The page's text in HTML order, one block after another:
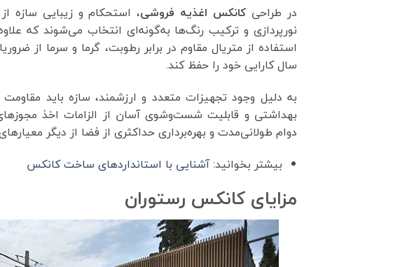
در طراحی کانکس اغذیه فروشی، استحکام و زیبایی سازه
نورپردازی و ترکیب رنگ‌ها به‌گونه‌ای انتخاب می‌شوند که
استفاده از متریال مقاوم در برابر رطوبت، گرما و سرما
سال کارایی خود را حفظ کند.
به دلیل وجود تجهیزات متعدد و ارزشمند، سازه باید
بهداشتی و قابلیت شست‌وشوی آسان از الزامات اخذ
دوام طولانی‌مدت و بهره‌برداری حداکثری از فضا از دیگر
بیشتر بخوانید:آشنایی با استانداردهای ساخت کانکس
مزایای کانکس رستوران